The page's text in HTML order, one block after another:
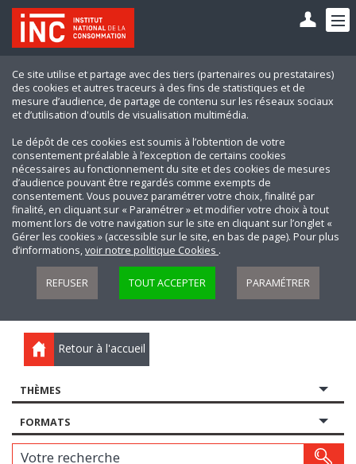
Ce site utilise et partage avec des tiers (partenaires ou prestataires)
des cookies et autres traceurs à des fins de statistiques et de
mesure d’audience, de partage de contenu sur les réseaux sociaux
et d’utilisation d'outils de visualisation multimédia.
Le dépôt de ces cookies est soumis à l’obtention de votre
consentement préalable à l’exception de certains cookies
nécessaires au fonctionnement du site et des cookies de mesures
d’audience pouvant être regardés comme exempts de
consentement. Vous pouvez paramétrer votre choix, finalité par
finalité, en cliquant sur « Paramétrer » et modifier votre choix à tout
moment lors de votre navigation sur le site en cliquant sur l’onglet «
Gérer les cookies » (accessible sur le site, en bas de page). Pour plus
d’informations,voir notre politique Cookies .
REFUSER TOUT ACCEPTER PARAMÉTRER
Retour à l'accueil
THÈMES
FORMATS
Votre recherche